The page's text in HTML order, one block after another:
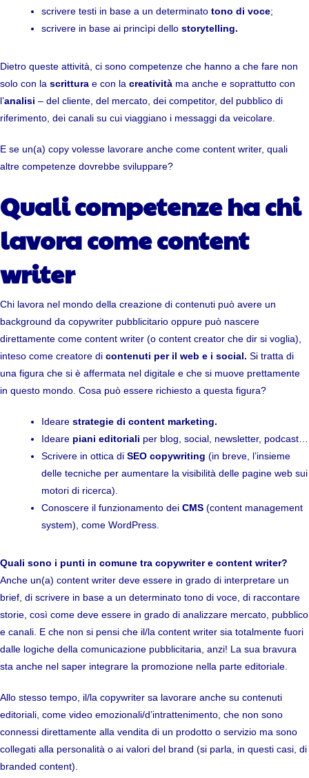
scrivere testi in base a un determinato tono di voce;
scrivere in base ai princìpi dello storytelling.
Dietro queste attività, ci sono competenze che hanno a che fare non
solo con la scrittura e con la creatività ma anche e soprattutto con
l’analisi – del cliente, del mercato, dei competitor, del pubblico di
riferimento, dei canali su cui viaggiano i messaggi da veicolare.
E se un(a) copy volesse lavorare anche come content writer, quali
altre competenze dovrebbe sviluppare?
Quali competenzeha chi
lavora comecontent
writer
Chi lavora nel mondo della creazione di contenuti può avere un
background da copywriter pubblicitario oppure può nascere
direttamente come content writer (o content creator che dir si voglia),
inteso come creatore di contenuti per il web e i social. Si tratta di
una figura che si è affermata nel digitale e che si muove prettamente
in questo mondo. Cosa può essere richiesto a questa figura?
Ideare strategie di content marketing.
Ideare piani editoriali per blog, social, newsletter, podcast…
Scrivere in ottica di SEO copywriting (in breve, l’insieme
delle tecniche per aumentare la visibilità delle pagine web sui
motori di ricerca).
Conoscere il funzionamento dei CMS (content management
system), come WordPress.
Quali sono i punti in comune tra copywriter e content writer?
Anche un(a) content writer deve essere in grado di interpretare un
brief, di scrivere in base a un determinato tono di voce, di raccontare
storie, così come deve essere in grado di analizzare mercato, pubblico
e canali. E che non si pensi che il/la content writer sia totalmente fuori
dalle logiche della comunicazione pubblicitaria, anzi! La sua bravura
sta anche nel saper integrare la promozione nella parte editoriale.
Allo stesso tempo, il/la copywriter sa lavorare anche su contenuti
editoriali, come video emozionali/d’intrattenimento, che non sono
connessi direttamente alla vendita di un prodotto o servizio ma sono
collegati alla personalità o ai valori del brand (si parla, in questi casi, di
branded content).